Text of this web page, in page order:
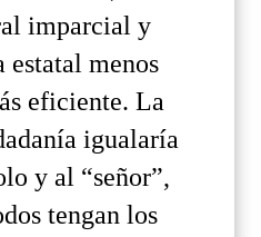
imparcial y
estatal menos
eficiente. La
igualaría
y al “señor”,
tengan los